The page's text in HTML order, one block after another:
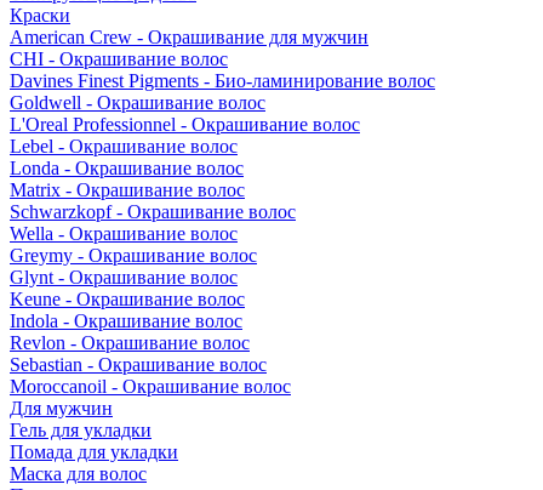
Краски
American Crew - Окрашивание для мужчин
CHI - Окрашивание волос
Davines Finest Pigments - Био-ламинирование волос
Goldwell - Окрашивание волос
L'Oreal Professionnel - Окрашивание волос
Lebel - Окрашивание волос
Londa - Окрашивание волос
Matrix - Окрашивание волос
Schwarzkopf - Окрашивание волос
Wella - Окрашивание волос
Greymy - Окрашивание волос
Glynt - Окрашивание волос
Keune - Окрашивание волос
Indola - Окрашивание волос
Revlon - Окрашивание волос
Sebastian - Окрашивание волос
Moroccanoil - Окрашивание волос
Для мужчин
Гель для укладки
Помада для укладки
Маска для волос